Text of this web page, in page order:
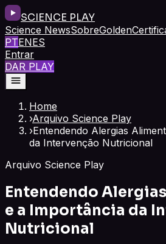
SCIENCE PLAY
Science NewsSobreGolden
PTENES
Entrar
DAR PLAY
Home
›Arquivo Science Play
›Entendendo Alergias
da Intervenção Nutricional
Arquivo Science Play
Entendendo
e a Importância da
Nutricional